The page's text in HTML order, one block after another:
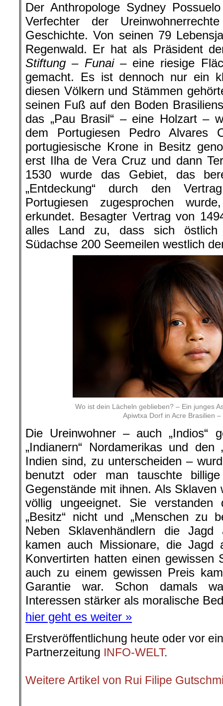
Der Anthropologe Sydney
Verfechter der
Geschichte. Von seinen 79
Regenwald. Er hat als Präsident
Stiftung – Funai – eine riesige
gemacht. Es ist dennoch nur ein
diesen Völkern und Stämmen
seinen Fuß auf den Boden
das „Pau Brasil“ – eine Holzart –
dem Portugiesen Pedro Alvares
portugiesische Krone in Besitz
erst Ilha de Vera Cruz und dann
1530 wurde das Gebiet, das
„Entdeckung“ durch den
Portugiesen zugesprochen
erkundet. Besagter Vertrag von
alles Land zu, dass sich östlich
Südachse 200 Seemeilen westlich
Wo ist dein Lächeln geblieben? – Ein junges
Apiwtxa Dorf in Acre Brasilien
Die Ureinwohner – auch „Indios“
„Indianern“ Nordamerikas und
Indien sind, zu unterscheiden –
benutzt oder man tauschte
Gegenstände mit ihnen. Als Sklaven
völlig ungeeignet. Sie
„Besitz“ nicht und „Menschen zu
Neben Sklavenhändlern die Jagd
kamen auch Missionare, die Jagd
Konvertirten hatten einen gewissen
auch zu einem gewissen Preis
Garantie war. Schon damals
Interessen stärker als moralische
hier geht es weiter »
Erstveröffentlichung heute oder vor
Partnerzeitung INFO-WELT.
Weitere Artikel von Rui Filipe